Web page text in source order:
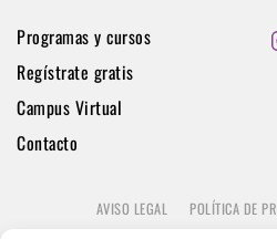
Programas y cursos
Regístrate gratis
Campus Virtual
Contacto
AVISO LEGAL POLÍTICA DE